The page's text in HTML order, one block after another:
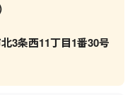
3条西11丁目1番30号